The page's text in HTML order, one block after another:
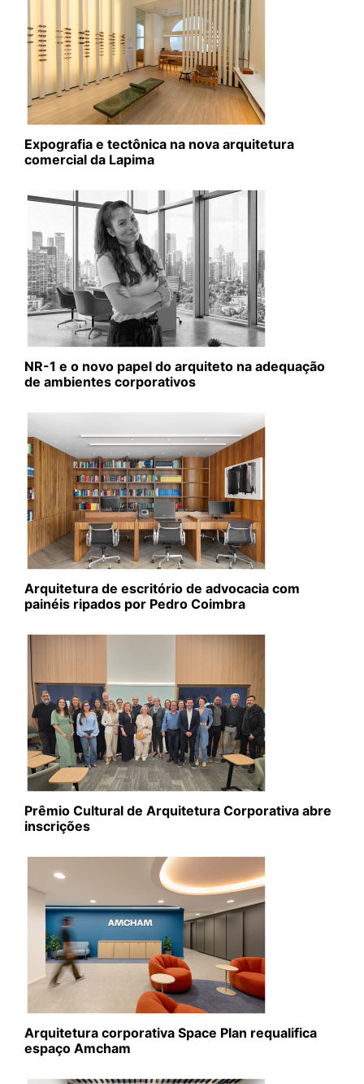
Expografia e tectônica na nova arquitetura
comercial da Lapima
NR-1 e o novo papel do arquiteto na adequação
de ambientes corporativos
Arquitetura de escritório de advocacia com
painéis ripados por Pedro Coimbra
Prêmio Cultural de Arquitetura Corporativa abre
inscrições
Arquitetura corporativa Space Plan requalifica
espaço Amcham